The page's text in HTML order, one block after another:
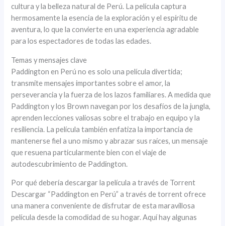
cultura y la belleza natural de Perú. La película captura
hermosamente la esencia de la exploración y el espíritu de
aventura, lo que la convierte en una experiencia agradable
para los espectadores de todas las edades.
Temas y mensajes clave
Paddington en Perú no es solo una película divertida;
transmite mensajes importantes sobre el amor, la
perseverancia y la fuerza de los lazos familiares. A medida que
Paddington y los Brown navegan por los desafíos de la jungla,
aprenden lecciones valiosas sobre el trabajo en equipo y la
resiliencia. La película también enfatiza la importancia de
mantenerse fiel a uno mismo y abrazar sus raíces, un mensaje
que resuena particularmente bien con el viaje de
autodescubrimiento de Paddington.
Por qué debería descargar la película a través de Torrent
Descargar “Paddington en Perú” a través de torrent ofrece
una manera conveniente de disfrutar de esta maravillosa
película desde la comodidad de su hogar. Aquí hay algunas